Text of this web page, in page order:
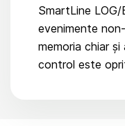
SmartLine
evenimente
memoria chiar
control este